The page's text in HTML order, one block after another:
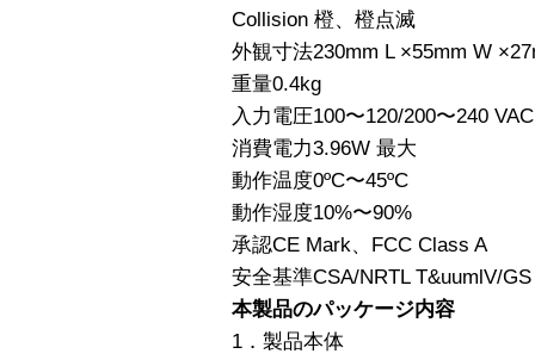
Collision 橙、橙点滅
外観寸法230mm L ×55mm W
重量0.4kg
入力電圧100〜120/200〜240 VAC
消費電力3.96W 最大
動作温度0ºC〜45ºC
動作湿度10%〜90%
承認CE Mark、FCC Class A
安全基準CSA/NRTL T&uumlV/GS
本製品のパッケージ内容
1．製品本体